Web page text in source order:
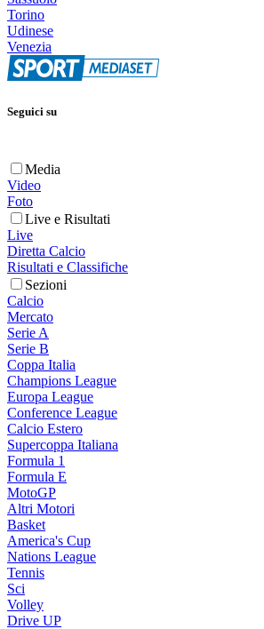
Torino
Udinese
Venezia
Seguici su
Media
Video
Foto
Live e Risultati
Live
Diretta Calcio
Risultati e Classifiche
Sezioni
Calcio
Mercato
Serie A
Serie B
Coppa Italia
Champions League
Europa League
Conference League
Calcio Estero
Supercoppa Italiana
Formula 1
Formula E
MotoGP
Altri Motori
Basket
America's Cup
Nations League
Tennis
Sci
Volley
Drive UP